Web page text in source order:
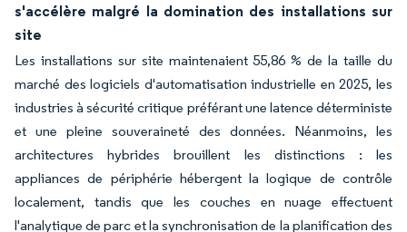
s'accélère malgré la domination des installations sur
site
Les installations sur site maintenaient 55,86 % de la taille du
marché des logiciels d'automatisation industrielle en 2025, les
industries à sécurité critique préférant une latence déterministe
et une pleine souveraineté des données. Néanmoins, les
architectures hybrides brouillent les distinctions : les
appliances de périphérie hébergent la logique de contrôle
localement, tandis que les couches en nuage effectuent
l'analytique de parc et la synchronisation de la planification des